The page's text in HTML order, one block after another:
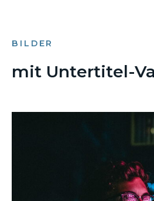
BILDER
mit Untertitel-